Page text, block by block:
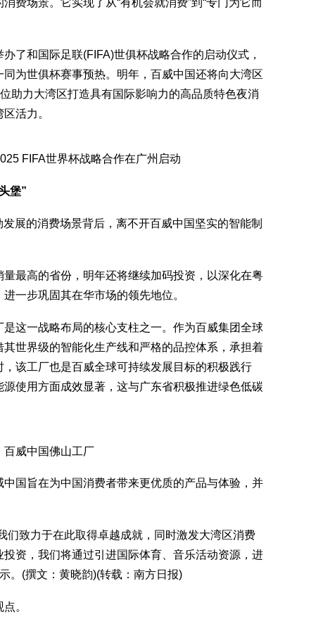
费场景。它实现了从“有机会就消费”到“专门为它而
和国际足联(FIFA)世俱杯战略合作的启动仪式，
为世俱杯赛事预热。明年，百威中国还将向大湾区
助力大湾区打造具有国际影响力的高品质特色夜消
活力。
FIFA世界杯战略合作在广州启动
堡”
的消费场景背后，离不开百威中国坚实的智能制
高的省份，明年还将继续加码投资，以深化在粤
一步巩固其在华市场的领先地位。
一战略布局的核心支柱之一。作为百威集团全球
世界级的智能化生产线和严格的品控体系，承担着
该工厂也是百威全球可持续发展目标的积极践行
使用方面成效显著，这与广东省积极推进绿色低碳
中国佛山工厂
旨在为中国消费者带来更优质的产品与体验，并
致力于在此取得卓越成就，同时激发大湾区消费
资，我们将通过引进国际体育、音乐活动资源，进
。(撰文：黄晓韵)(转载：南方日报)
。